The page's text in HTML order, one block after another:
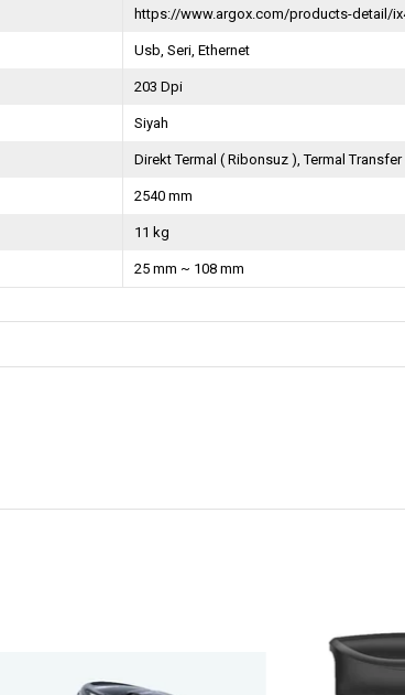
https://www.argox.com/products-detail/
Usb, Seri, Ethernet
203 Dpi
Siyah
Direkt Termal ( Ribonsuz ), Termal
2540 mm
11 kg
25 mm ~ 108 mm